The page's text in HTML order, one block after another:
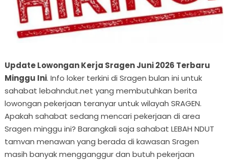
Update Lowongan Kerja Sragen Juni 2026 Terbaru
Minggu Ini. Info loker terkini di Sragen bulan ini untuk
sahabat lebahndut.net yang membutuhkan berita
lowongan pekerjaan teranyar untuk wilayah SRAGEN.
Apakah sahabat sedang mencari pekerjaan di area
Sragen minggu ini? Barangkali saja sahabat LEBAH NDUT
tamvan menawan yang berada di kawasan Sragen
masih banyak mengganggur dan butuh pekerjaan